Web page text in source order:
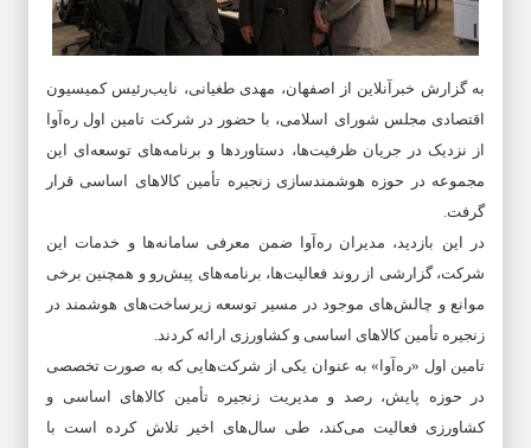
به گزارش خبرآنلاین از اصفهان، مهدی طغیانی، نایب‌رئیس کمیسیون
اقتصادی مجلس شورای اسلامی، با حضور در شرکت تامین اول ره‌آوا
از نزدیک در جریان ظرفیت‌ها، دستاوردها و برنامه‌های توسعه‌ای این
مجموعه در حوزه هوشمندسازی زنجیره تأمین کالاهای اساسی قرار
گرفت.
در این بازدید، مدیران ره‌آوا ضمن معرفی سامانه‌ها و خدمات این
شرکت، گزارشی از روند فعالیت‌ها، برنامه‌های پیش‌رو و همچنین برخی
موانع و چالش‌های موجود در مسیر توسعه زیرساخت‌های هوشمند در
زنجیره تأمین کالاهای اساسی و کشاورزی ارائه کردند.
تامین اول «ره‌آوا» به عنوان یکی از شرکت‌هایی که به صورت تخصصی
در حوزه پایش، رصد و مدیریت زنجیره تأمین کالاهای اساسی و
کشاورزی فعالیت می‌کند، طی سال‌های اخیر تلاش کرده است با